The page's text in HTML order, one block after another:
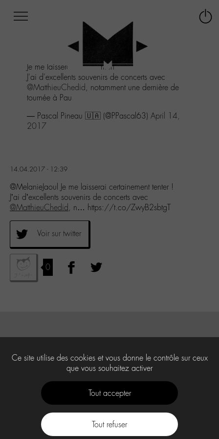
au
menu
Aller
au
contenu
Aller
Je me laisserai certainement tenter !
J'ai d'excellents souvenirs de concerts avec
@MatthieuChedid, notamment une dernière de
tournée à Pau
— Pascal Pineau 🇺🇦 (@PPascal63) April 14,
2017
14.04.2017 - 12:39
@MelanieJaoul Je me laisserai certainement tenter !
J’ai d’excellents souvenirs de concerts avec
@MatthieuChedid, n… https://t.co/ZwyB2sbtgT
Voir sur twitter
0
Ce site utilise des cookies et vous donne le contrôle sur ceux
que vous souhaitez activer
Tout accepter
Tout refuser